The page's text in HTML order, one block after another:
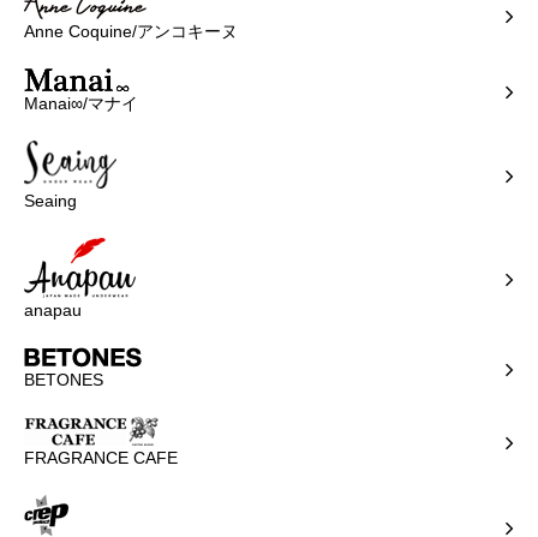
Anne Coquine/アンコキーヌ
Manai∞/マナイ
Seaing
anapau
BETONES
FRAGRANCE CAFE